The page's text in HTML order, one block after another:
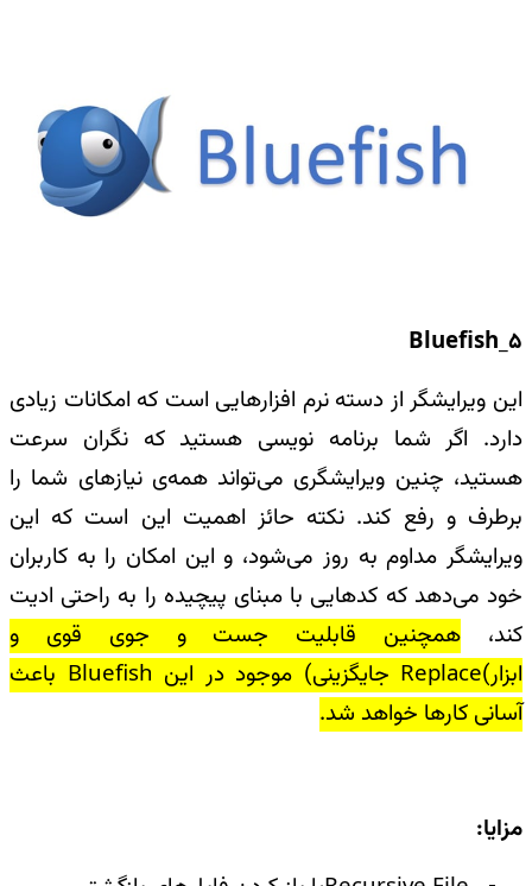
Bluefish_5
این ویرایشگر از دسته‌ نرم‌ افزارهایی است که امکانات زیادی
دارد. اگر شما برنامه نویسی هستید که نگران سرعت
هستید، چنین ویرایشگری می‌تواند همه‌ی نیازهای شما را
برطرف و‌‌ رفع کند. نکته حائز اهمیت این است که این
ویرایشگر مداوم به روز می‌شود، و این امکان را به کاربران
خود می‌دهد که کدهایی با مبنای پیچیده را به راحتی ادیت
کند، همچنین قابلیت جست و جوی قوی و
ابزارReplace( جایگزینی) موجود در این Bluefish باعث
آسانی کارها خواهد شد.
مزایا: